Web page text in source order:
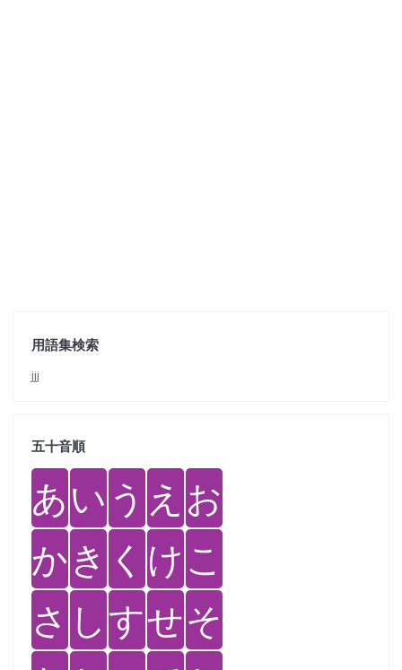
用語集検索
jjj
五十音順
あい う え お
かき く けこ
さ しすせそ